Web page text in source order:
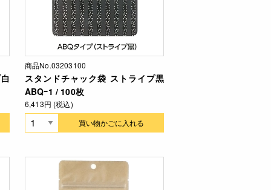
商品No.03203100
スタンドチャック袋 ストライプ黒
ABQｰ1 / 100枚
6,413円 (税込)
買い物かごに入れる